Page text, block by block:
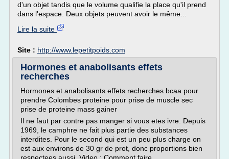
d'un objet tandis que le volume qualifie la place qu'il prend
dans l'espace. Deux objets peuvent avoir le même...
Lire la suite
Site : http://www.lepetitpoids.com
Hormones et anabolisants effets
recherches
Hormones et anabolisants effets recherches bcaa pour
prendre Colombes proteine pour prise de muscle sec
prise de proteine mass gainer
Il ne faut par contre pas manger si vous etes ivre. Depuis
1969, le camphre ne fait plus partie des substances
interdites. Pour le second qui est un peu plus charge on
est aux environs de 30 gr de prot, donc proportions bien